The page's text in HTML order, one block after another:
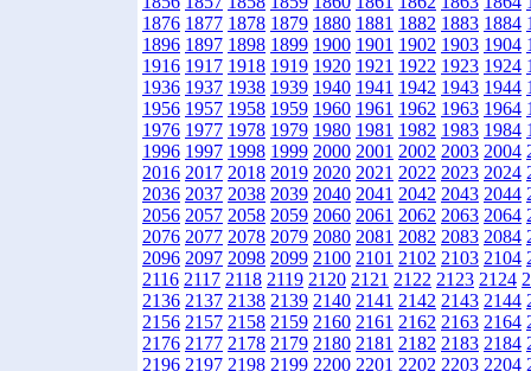
1876 1877 1878 1879 1880 1881 1882 1883 1884
1896 1897 1898 1899 1900 1901 1902 1903 1904
1916 1917 1918 1919 1920 1921 1922 1923 1924
1936 1937 1938 1939 1940 1941 1942 1943 1944
1956 1957 1958 1959 1960 1961 1962 1963 1964
1976 1977 1978 1979 1980 1981 1982 1983 1984
1996 1997 1998 1999 2000 2001 2002 2003 2004
2016 2017 2018 2019 2020 2021 2022 2023 2024
2036 2037 2038 2039 2040 2041 2042 2043 2044
2056 2057 2058 2059 2060 2061 2062 2063 2064
2076 2077 2078 2079 2080 2081 2082 2083 2084
2096 2097 2098 2099 2100 2101 2102 2103 2104
2116 2117 2118 2119 2120 2121 2122 2123 2124
2136 2137 2138 2139 2140 2141 2142 2143 2144
2156 2157 2158 2159 2160 2161 2162 2163 2164
2176 2177 2178 2179 2180 2181 2182 2183 2184
2196 2197 2198 2199 2200 2201 2202 2203 2204